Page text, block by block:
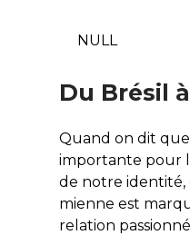
NULL
Du Brésil
Quand on dit que
importante pour
de notre identité,
mienne est
relation